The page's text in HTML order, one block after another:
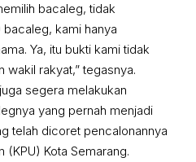
bacaleg, tidak
bacaleg, kami hanya
Ya, itu bukti kami tidak
rakyat,” tegasnya.
segera melakukan
yang pernah menjadi
telah dicoret pencalonannya
(KPU) Kota Semarang.